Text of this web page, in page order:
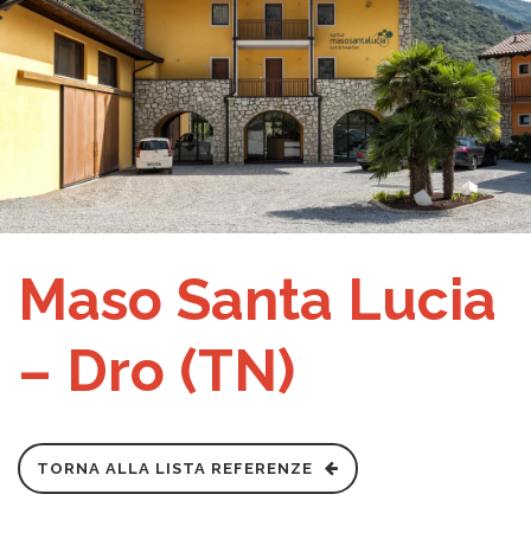
Maso Santa Lucia
– Dro (TN)
TORNA ALLA LISTA REFERENZE